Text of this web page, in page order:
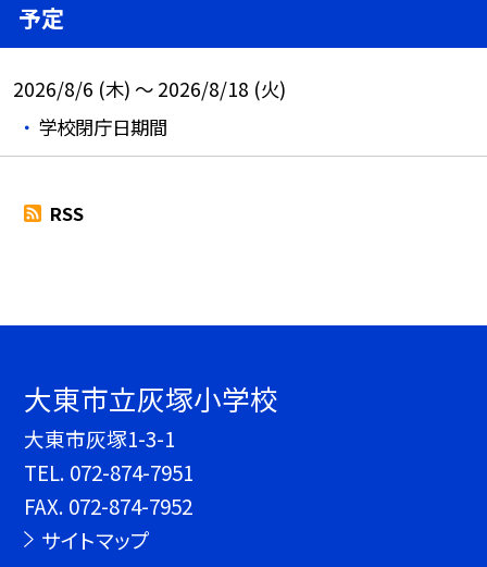
予定
2026/8/6 (木) ～ 2026/8/18 (火)
学校閉庁日期間
RSS
大東市立灰塚小学校
大東市灰塚1-3-1
TEL. 072-874-7951
FAX. 072-874-7952
サイトマップ